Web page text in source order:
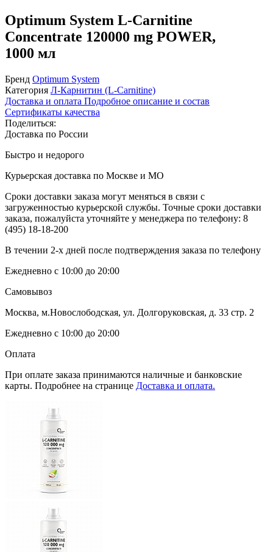
Optimum System L-Carnitine
Concentrate 120000 mg POWER,
1000 мл
Бренд Optimum System
Категория Л-Карнитин (L-Сarnitine)
Доставка и оплата Подробное описание и состав
Сертификаты качества
Поделиться:
Доставка по России
Быстро и недорого
Курьерская доставка по Москве и МО
Сроки доставки заказа могут меняться в связи с
загруженностью курьерской службы. Точные сроки доставки
заказа, пожалуйста уточняйте у менеджера по телефону: 8
(495) 18-18-200
В течении 2-х дней после подтверждения заказа по телефону
Ежедневно с 10:00 до 20:00
Самовывоз
Москва, м.Новослободская, ул. Долгоруковская, д. 33 стр. 2
Ежедневно с 10:00 до 20:00
Оплата
При оплате заказа принимаются наличные и банковские
карты. Подробнее на странице Доставка и оплата.